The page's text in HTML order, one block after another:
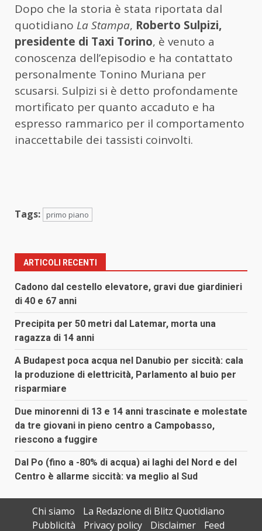
Dopo che la storia è stata riportata dal
quotidiano La Stampa, Roberto Sulpizi,
presidente di Taxi Torino, è venuto a
conoscenza dell’episodio e ha contattato
personalmente Tonino Muriana per
scusarsi. Sulpizi si è detto profondamente
mortificato per quanto accaduto e ha
espresso rammarico per il comportamento
inaccettabile dei tassisti coinvolti.
Tags: primo piano
ARTICOLI RECENTI
Cadono dal cestello elevatore, gravi due giardinieri
di 40 e 67 anni
Precipita per 50 metri dal Latemar, morta una
ragazza di 14 anni
A Budapest poca acqua nel Danubio per siccità: cala
la produzione di elettricità, Parlamento al buio per
risparmiare
Due minorenni di 13 e 14 anni trascinate e molestate
da tre giovani in pieno centro a Campobasso,
riescono a fuggire
Dal Po (fino a -80% di acqua) ai laghi del Nord e del
Centro è allarme siccità: va meglio al Sud
Chi siamo
La Redazione di Blitz Quotidiano
Pubblicità
Privacy policy Disclaimer Feed